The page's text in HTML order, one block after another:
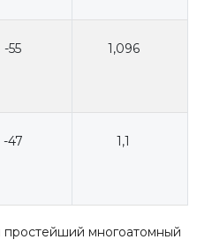
-55 1,096
-47 1,1
простейший многоатомный